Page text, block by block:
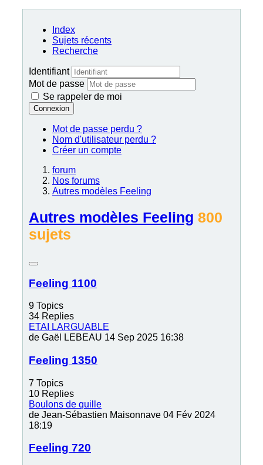
Index
Sujets récents
Recherche
Identifiant
Mot de passe
Se rappeler de moi
Connexion
Mot de passe perdu ?
Nom d'utilisateur perdu ?
Créer un compte
forum
Nos forums
Autres modèles Feeling
Autres modèles Feeling 800
sujets
Feeling 1100
9 Topics
34 Replies
ETAI LARGUABLE
de Gaël LEBEAU 14 Sep 2025 16:38
Feeling 1350
7 Topics
10 Replies
Boulons de quille
de Jean-Sébastien Maisonnave 04 Fév 2024
18:19
Feeling 720